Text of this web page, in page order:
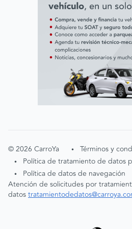
©2026 CarroYa • Términos y
• Política de tratamiento de datos
•
Política de datos de navegación
Atención de solicitudes por
datos